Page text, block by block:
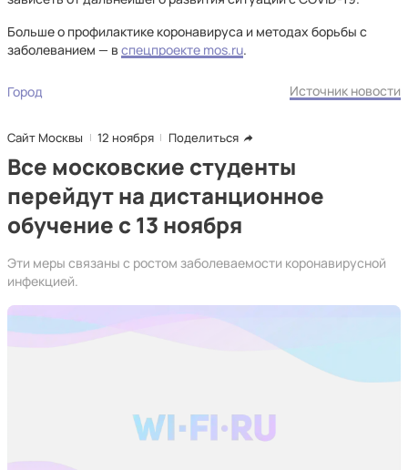
Больше о профилактике коронавируса и методах борьбы с
заболеванием — в спецпроекте mos.ru.
Город Источник новости
Сайт Москвы 12 ноября Поделиться
Все московские студенты
перейдут на дистанционное
обучение с 13 ноября
Эти меры связаны с ростом заболеваемости коронавирусной
инфекцией.